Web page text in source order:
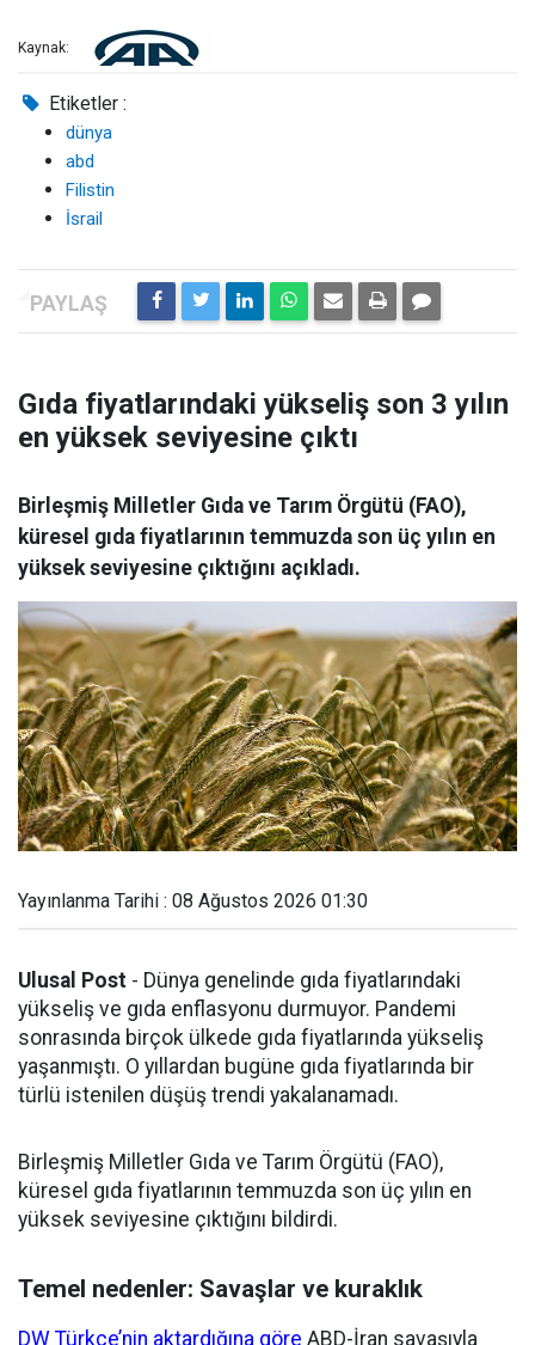
Kaynak:
Etiketler :
dünya
abd
Filistin
İsrail
Gıda fiyatlarındaki yükseliş son 3 yılın
en yüksek seviyesine çıktı
Birleşmiş Milletler Gıda ve Tarım Örgütü (FAO),
küresel gıda fiyatlarının temmuzda son üç yılın en
yüksek seviyesine çıktığını açıkladı.
Yayınlanma Tarihi : 08 Ağustos 2026 01:30
Ulusal Post - Dünya genelinde gıda fiyatlarındaki
yükseliş ve gıda enflasyonu durmuyor. Pandemi
sonrasında birçok ülkede gıda fiyatlarında yükseliş
yaşanmıştı. O yıllardan bugüne gıda fiyatlarında bir
türlü istenilen düşüş trendi yakalanamadı.
Birleşmiş Milletler Gıda ve Tarım Örgütü (FAO),
küresel gıda fiyatlarının temmuzda son üç yılın en
yüksek seviyesine çıktığını bildirdi.
Temel nedenler: Savaşlar ve kuraklık
DW Türkçe’nin aktardığına göre ABD-İran savaşıyla